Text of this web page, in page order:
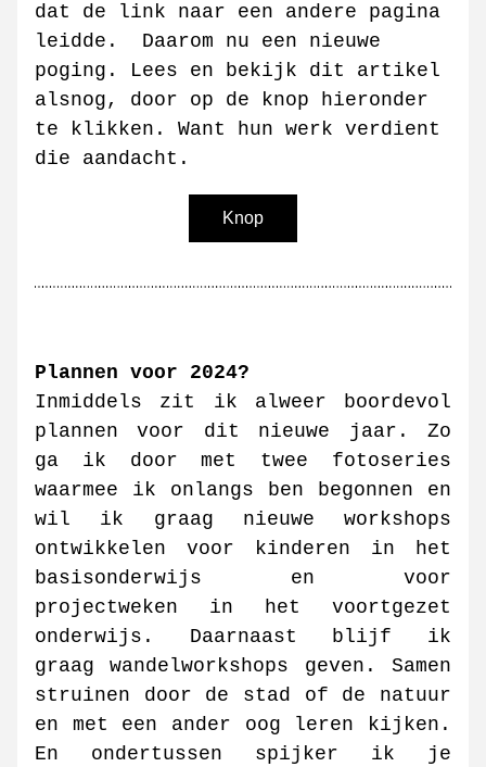
dat de link naar een andere pagina
leidde.  Daarom nu een nieuwe
poging. Lees en bekijk dit artikel
alsnog, door op de knop hieronder
te klikken. Want hun werk verdient
die aandacht.
Knop
Plannen voor 2024?
Inmiddels zit ik alweer boordevol
plannen voor dit nieuwe jaar. Zo
ga ik door met twee fotoseries
waarmee ik onlangs ben begonnen en
wil ik graag nieuwe workshops
ontwikkelen voor kinderen in het
basisonderwijs en voor
projectweken in het voortgezet
onderwijs. Daarnaast blijf ik
graag wandelworkshops geven. Samen
struinen door de stad of de natuur
en met een ander oog leren kijken.
En ondertussen spijker ik je